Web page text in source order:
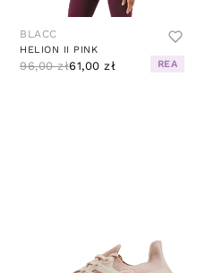
BLACC
HELION II PINK
96,00 zł61,00 zł REA